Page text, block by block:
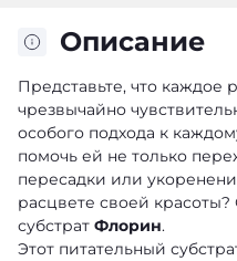
Описание
Представьте, что каждое
чрезвычайно
особого подхода к
помочь ей не только
пересадки или
расцвете своей красоты?
субстрат Флорин.
Этот питательный